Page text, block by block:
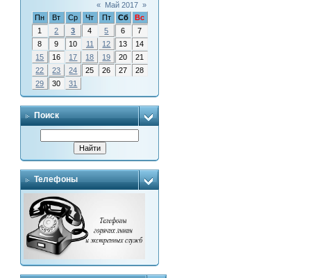
« Май 2017 »
Пн
Вт Ср Чт Пт Сб
Вс
1
2 3 4 5 6
7
8
9 10 11 12 13
14
15
16 17 18 19 20
21
22
23 24 25 26 27
28
29
30 31
Поиск
Телефоны